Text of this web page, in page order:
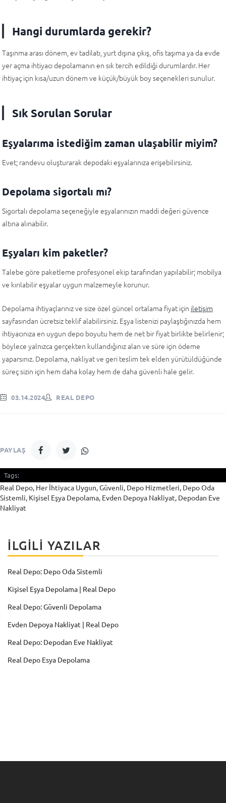
Hangi durumlarda gerekir?
Taşınma arası dönem, ev tadilatı, yurt dışına çıkış, ofis taşıma ya da evde
yer açma ihtiyacı depolamanın en sık tercih edildiği durumlardır. Her
ihtiyaç için kısa/uzun dönem ve küçük/büyük boy seçenekleri sunulur.
Sık Sorulan Sorular
Eşyalarıma istediğim zaman ulaşabilir miyim?
Evet; randevu oluşturarak depodaki eşyalarınıza erişebilirsiniz.
Depolama sigortalı mı?
Sigortalı depolama seçeneğiyle eşyalarınızın maddi değeri güvence
altına alınabilir.
Eşyaları kim paketler?
Talebe göre paketleme profesyonel ekip tarafından yapılabilir; mobilya
ve kırılabilir eşyalar uygun malzemeyle korunur.
Depolama ihtiyaçlarınız ve size özel güncel ortalama fiyat için iletişim
sayfasından ücretsiz teklif alabilirsiniz. Eşya listenizi paylaştığınızda hem
ihtiyacınıza en uygun depo boyutu hem de net bir fiyat birlikte belirlenir;
böylece yalnızca gerçekten kullandığınız alan ve süre için ödeme
yaparsınız. Depolama, nakliyat ve geri teslim tek elden yürütüldüğünde
süreç sizin için hem daha kolay hem de daha güvenli hale gelir.
03.14.2024 REAL DEPO
PAYLAŞ
Tags:
Real Depo, Her İhtiyaca Uygun, Güvenli, Depo Hizmetleri, Depo Oda
Sistemli, Kişisel Eşya Depolama, Evden Depoya Nakliyat, Depodan Eve
Nakliyat
İLGILI YAZILAR
Real Depo: Depo Oda Sistemli
Kişisel Eşya Depolama | Real Depo
Real Depo: Güvenli Depolama
Evden Depoya Nakliyat | Real Depo
Real Depo: Depodan Eve Nakliyat
Real Depo Esya Depolama